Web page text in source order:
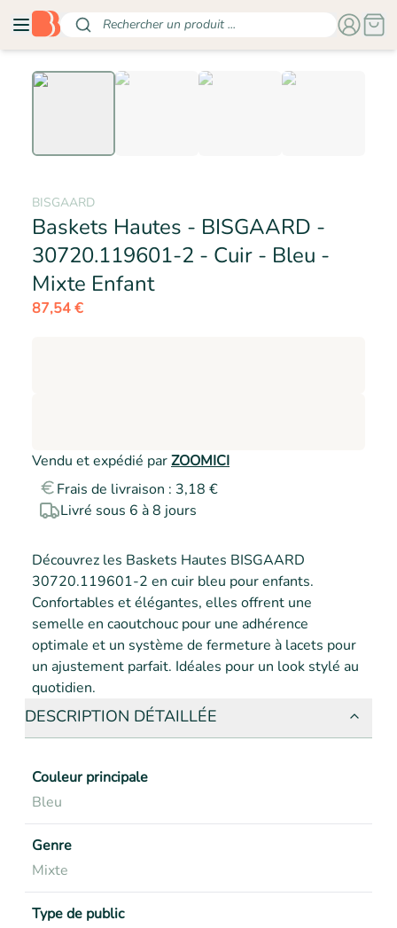
Rechercher un produit ...
BISGAARD
Baskets Hautes - BISGAARD -
30720.119601-2 - Cuir - Bleu -
Mixte Enfant- BISGAARD
87,54 €
Vendu et expédié parZOOMICI
Frais de livraison : 3,18 €
Livré sous 6 à 8 jours
Découvrez les Baskets Hautes BISGAARD
30720.119601-2 en cuir bleu pour enfants.
Confortables et élégantes, elles offrent une
semelle en caoutchouc pour une adhérence
optimale et un système de fermeture à lacets pour
un ajustement parfait. Idéales pour un look stylé au
quotidien.
DESCRIPTION DÉTAILLÉE
Couleur principale
Bleu
Genre
Mixte
Type de public